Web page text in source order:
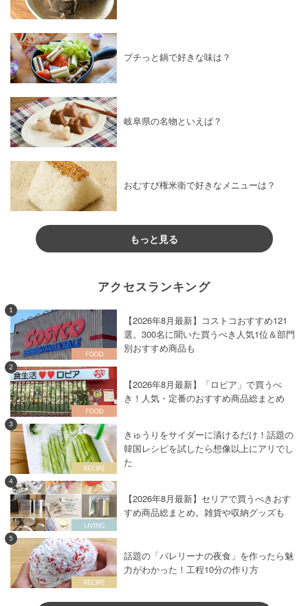
プチっと鍋で好きな味は？
岐阜県の名物といえば？
おむすび権米衛で好きなメニューは？
もっと見る
アクセスランキング
1
【2026年8月最新】コストコおすすめ121
選。300名に聞いた買うべき人気1位＆部門
別おすすめ商品も
2
【2026年8月最新】「ロピア」で買うべ
き！人気・定番のおすすめ商品総まとめ
3
きゅうりをサイダーに漬けるだけ！話題の
韓国レシピを試したら想像以上にアリでし
た
4
【2026年8月最新】セリアで買うべきおす
すめ商品総まとめ。雑貨や収納グッズも
5
話題の「バレリーナの夜食」を作ったら魅
力がわかった！工程10分の作り方